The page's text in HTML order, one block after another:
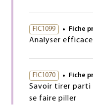
FIC1099 Fiche
Analyser
FIC1070 Fiche
Savoir tirer parti
se faire piller